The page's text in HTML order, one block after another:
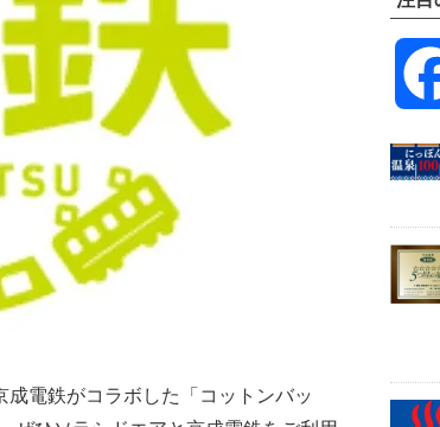
電鉄がコラボした「コットンバッ